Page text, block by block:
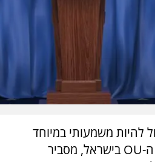
להיות משמעותי במיוחד
ביום הבוחר והרב אבי ברמן, מנכ"ל ה-OU בישראל, מסביר